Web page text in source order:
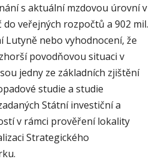
s aktuální mzdovou úrovní v
do veřejných rozpočtů a 902 mil.
Lutyně nebo vyhodnocení, že
povodňovou situaci v
jedny ze základních zjištění
studie a studie
Státní investiční a
v rámci prověření lokality
Strategického